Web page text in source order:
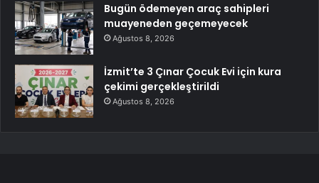
Bugün ödemeyen araç sahipleri
muayeneden geçemeyecek
Ağustos 8, 2026
İzmit’te 3 Çınar Çocuk Evi için kura
çekimi gerçekleştirildi
Ağustos 8, 2026